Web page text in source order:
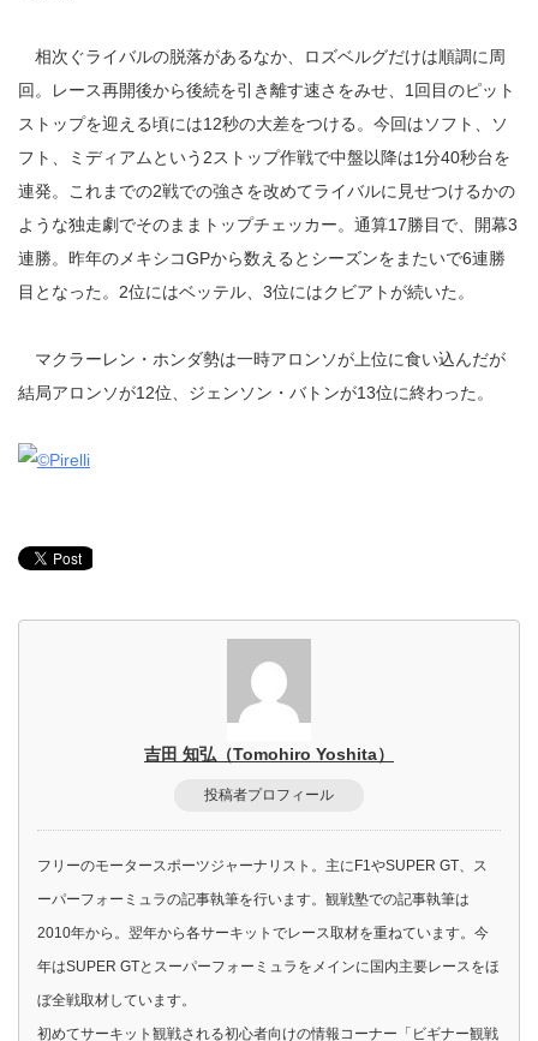
相次ぐライバルの脱落があるなか、ロズベルグだけは順調に周
回。レース再開後から後続を引き離す速さをみせ、1回目のピット
ストップを迎える頃には12秒の大差をつける。今回はソフト、ソ
フト、ミディアムという2ストップ作戦で中盤以降は1分40秒台を
連発。これまでの2戦での強さを改めてライバルに見せつけるかの
ような独走劇でそのままトップチェッカー。通算17勝目で、開幕3
連勝。昨年のメキシコGPから数えるとシーズンをまたいで6連勝
目となった。2位にはベッテル、3位にはクビアトが続いた。
マクラーレン・ホンダ勢は一時アロンソが上位に食い込んだが
結局アロンソが12位、ジェンソン・バトンが13位に終わった。
吉田 知弘（Tomohiro Yoshita）
投稿者プロフィール
フリーのモータースポーツジャーナリスト。主にF1やSUPER GT、ス
ーパーフォーミュラの記事執筆を行います。観戦塾での記事執筆は
2010年から。翌年から各サーキットでレース取材を重ねています。今
年はSUPER GTとスーパーフォーミュラをメインに国内主要レースをほ
ぼ全戦取材しています。
初めてサーキット観戦される初心者向けの情報コーナー「ビギナー観戦